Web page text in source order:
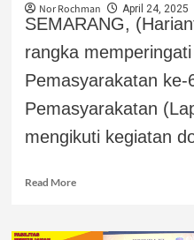
Nor Rochman April 24, 2025
SEMARANG,
rangka
Pemasyarakatan
Pemasyarakatan
mengikuti kegiatan
Read More